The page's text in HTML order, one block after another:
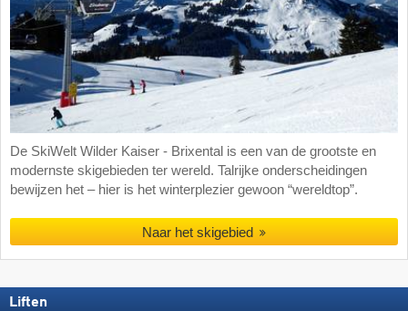
De SkiWelt Wilder Kaiser - Brixental is een van de grootste en
modernste skigebieden ter wereld. Talrijke onderscheidingen
bewijzen het – hier is het winterplezier gewoon “wereldtop”.
Naar het skigebied
Liften